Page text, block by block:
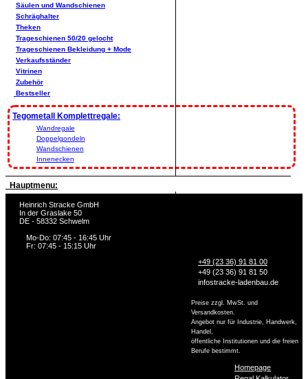
Säulen und Wandschienen
Schräghalter
Theken
Trageschienen 50/20 gelocht
Trageschienen Bekleidung + Mode
Verkaufsständer
Vitrinen
Zubehör
Bestseller
Tegometall Komplettregale:
Wandregale
Doppelgondeln
Wandschienen
Innenecken
Hauptmenu:
Heinrich Stracke GmbH
In der Graslake 50
DE - 58332 Schwelm
Mo-Do: 07:45 - 16:45 Uhr
Fr: 07:45 - 15:15 Uhr
+49 (23 36) 91 81 00
+49 (23 36) 91 81 50
infostracke-ladenbau.de
Preise zzgl. MwSt. und
Versandkosten.
Angebot nur für Industrie, Handwerk,
Handel,
öffentliche Institutionen und die freien
Berufe bestimmt.
Homepage